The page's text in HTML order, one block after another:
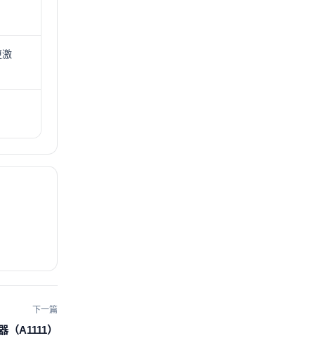
激
下一篇
（A1111）